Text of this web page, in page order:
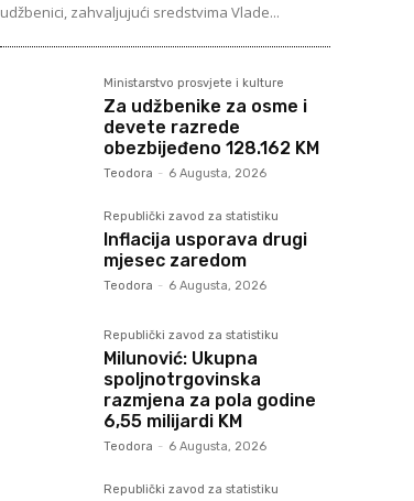
udžbenici, zahvaljujući sredstvima Vlade...
Ministarstvo prosvjete i kulture
Za udžbenike za osme i
devete razrede
obezbijeđeno 128.162 KM
Teodora - 6 Augusta, 2026
Republički zavod za statistiku
Inflacija usporava drugi
mjesec zaredom
Teodora - 6 Augusta, 2026
Republički zavod za statistiku
Milunović: Ukupna
spoljnotrgovinska
razmjena za pola godine
6,55 milijardi KM
Teodora - 6 Augusta, 2026
Republički zavod za statistiku